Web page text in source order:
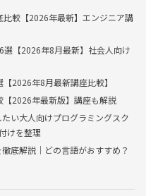
較【2026年最新】エンジニア講
【2026年8月最新】社会人向け
2026年8月最新講座比較】
2026年最新版】講座も解説
い大人向けプログラミングスク
けを整理
底解説｜どの言語がおすすめ？